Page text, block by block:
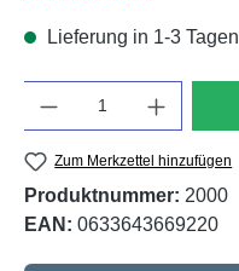
Lieferung in 1-3 Tagen
Zum Merkzettel hinzufügen
Produktnummer: 2000
EAN: 0633643669220